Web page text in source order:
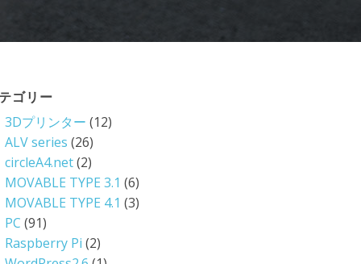
ゴリー
3Dプリンター (12)
ALV series (26)
circleA4.net(2)
MOVABLE TYPE 3.1 (6)
MOVABLE TYPE 4.1 (3)
PC (91)
Raspberry Pi (2)